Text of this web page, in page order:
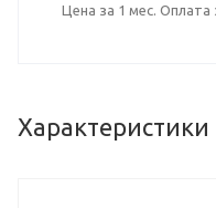
Цена за 1 мес. Оплата
Характеристики